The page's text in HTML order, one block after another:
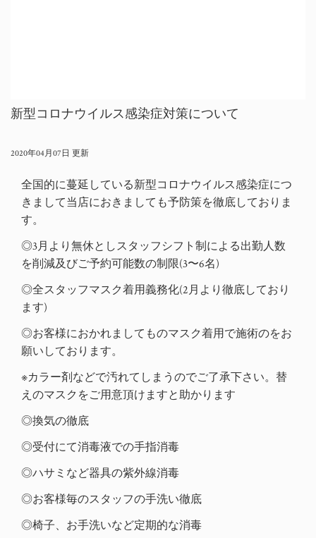
新型コロナウイルス感染症対策について
2020年04月07日 更新
全国的に蔓延している新型コロナウイルス感染症につ
きまして当店におきましても予防策を徹底しておりま
す。
◎3月より無休としスタッフシフト制による出勤人数
を削減及びご予約可能数の制限(3〜6名)
◎全スタッフマスク着用義務化(2月より徹底しており
ます)
◎お客様におかれましてものマスク着用で施術のをお
願いしております。
※カラー剤などで汚れてしまうのでご了承下さい。替
えのマスクをご用意頂けますと助かります
◎換気の徹底
◎受付にて消毒液での手指消毒
◎ハサミなど器具の紫外線消毒
◎お客様毎のスタッフの手洗い徹底
◎椅子、お手洗いなど定期的な消毒